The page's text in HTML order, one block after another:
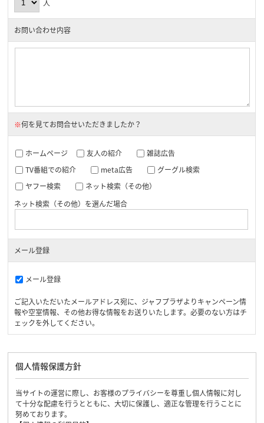
人
お問い合わせ内容
※何を見てお問合せいただきましたか？
ホームページ 友人の紹介
雑誌広告
TV番組での紹介
meta広告
グーグル検索
ヤフー検索
ネット検索（その他）
ネット検索（その他）を選んだ場合
メール登録
メール登録
ご記入いただいたメールアドレス宛に、ジャフプラザよりキャンペーン情
報や空室情報、その他お得な情報をお送りいたします。必要のない方はチ
ェックを外してください。
個人情報保護方針
当サイトの運営に際し、お客様のプライバシーを尊重し個人情報に対し
て十分な配慮を行うとともに、大切に保護し、適正な管理を行うことに
努めております。